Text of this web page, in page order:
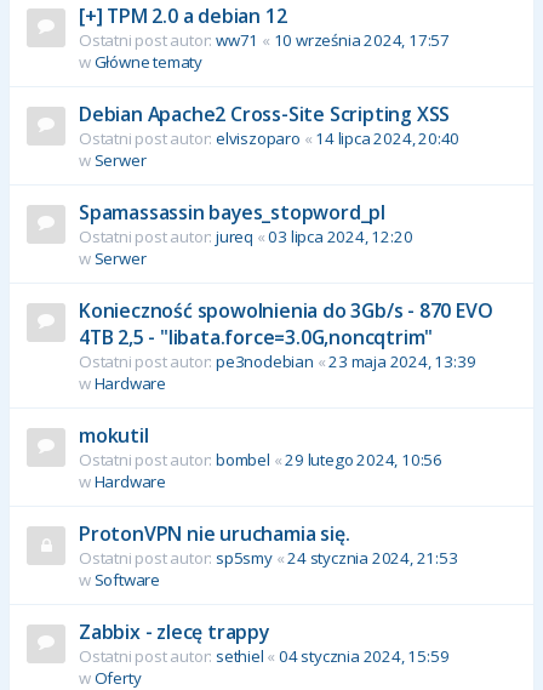
[+] TPM 2.0 a debian 12
Ostatni post autor: ww71 « 10 września 2024, 17:57
wGłówne tematy
Debian Apache2 Cross-Site Scripting XSS
Ostatni post autor: elviszoparo « 14 lipca 2024, 20:40
w Serwer
Spamassassin bayes_stopword_pl
Ostatni post autor: jureq «03 lipca 2024, 12:20
w Serwer
Konieczność spowolnienia do 3Gb/s - 870 EVO
4TB 2,5 - "libata.force=3.0G,noncqtrim"
Ostatni post autor: pe3nodebian «23 maja 2024, 13:39
wHardware
mokutil
Ostatni post autor: bombel «29 lutego 2024, 10:56
wHardware
ProtonVPN nie uruchamia się.
Ostatni post autor: sp5smy«24 stycznia 2024, 21:53
w Software
Zabbix - zlecę trappy
Ostatni post autor: sethiel «04 stycznia 2024, 15:59
wOferty